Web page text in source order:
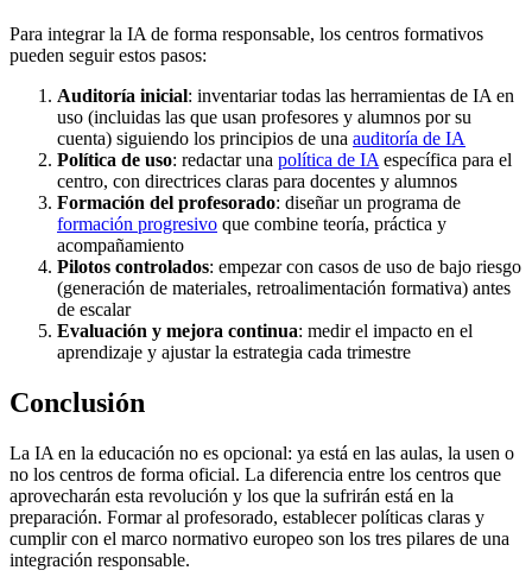
Para integrar la IA de forma responsable, los centros formativos
pueden seguir estos pasos:
Auditoría inicial: inventariar todas las herramientas de IA en
uso (incluidas las que usan profesores y alumnos por su
cuenta) siguiendo los principios de una auditoría de IA
Política de uso: redactar una política de IA específica para el
centro, con directrices claras para docentes y alumnos
Formación del profesorado: diseñar un programa de
formación progresivo que combine teoría, práctica y
acompañamiento
Pilotos controlados: empezar con casos de uso de bajo riesgo
(generación de materiales, retroalimentación formativa) antes
de escalar
Evaluación y mejora continua: medir el impacto en el
aprendizaje y ajustar la estrategia cada trimestre
Conclusión
La IA en la educación no es opcional: ya está en las aulas, la usen o
no los centros de forma oficial. La diferencia entre los centros que
aprovecharán esta revolución y los que la sufrirán está en la
preparación. Formar al profesorado, establecer políticas claras y
cumplir con el marco normativo europeo son los tres pilares de una
integración responsable.